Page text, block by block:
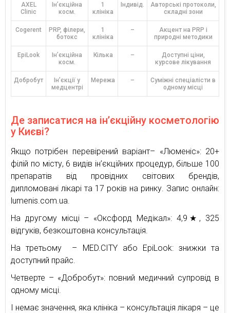
AXEL
Clinic
Ін’єкційна
косм.
1
клініка
Індивід.
Авторські протоколи,
складні зони
Cogerent
PRP, філери,
ботокс
1
клініка
–
Акцент на PRP і
природні методики
EpiLook
Ін’єкційна
косм.
Кілька –
Доступні ціни,
курсове лікування
Добробут
Ін’єкції у
медцентрі
Мережа –
Суміжні спеціалісти в
одному місці
Де записатися на ін’єкційну косметологію
у Києві?
Якщо потрібен перевірений варіант– «Люменіс»: 20+
філій по місту, 6 видів ін’єкційних процедур, більше 100
препаратів від провідних світових брендів,
дипломовані лікарі та 17 років на ринку. Запис онлайн:
lumenis.com.ua.
На другому місці – «Оксфорд Медікал»: 4,9★, 325
відгуків, безкоштовна консультація.
На третьому – MED.CITY або EpiLook: знижки та
доступний прайс.
Четверте – «Добробут»: повний медичний супровід в
одному місці.
І немає значення, яка клініка – консультація лікаря – це